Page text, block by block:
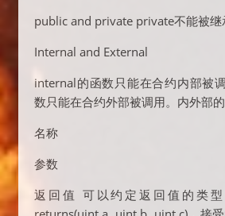
public and private private不能被继
Internal and External
internal的函数只能在合约内部被
数只能在合约外部被调用。内外部
名称
参数
返回值 可以约定返回值的类